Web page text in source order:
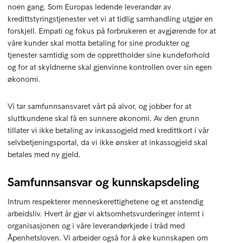
noen gang. Som Europas ledende leverandør av
kredittstyringstjenester vet vi at tidlig samhandling utgjør en
forskjell. Empati og fokus på forbrukeren er avgjørende for at
våre kunder skal motta betaling for sine produkter og
tjenester samtidig som de opprettholder sine kundeforhold
og for at skyldnerne skal gjenvinne kontrollen over sin egen
økonomi.
Vi tar samfunnsansvaret vårt på alvor, og jobber for at
sluttkundene skal få en sunnere økonomi. Av den grunn
tillater vi ikke betaling av inkassogjeld med kredittkort i vår
selvbetjeningsportal, da vi ikke ønsker at inkassogjeld skal
betales med ny gjeld.
Samfunnsansvar og kunnskapsdeling
Intrum respekterer menneskerettighetene og et anstendig
arbeidsliv. Hvert år gjør vi aktsomhetsvurderinger internt i
organisasjonen og i våre leverandørkjede i tråd med
Åpenhetsloven. Vi arbeider også for å øke kunnskapen om